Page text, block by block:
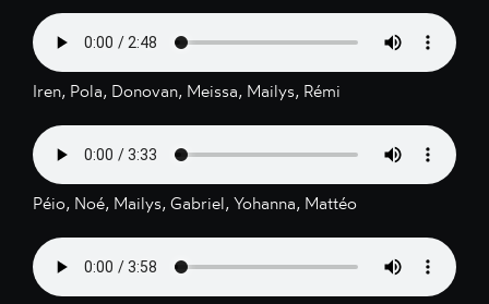
Iren, Pola, Donovan, Meissa, Mailys, Rémi
Péio, Noé, Mailys, Gabriel, Yohanna, Mattéo